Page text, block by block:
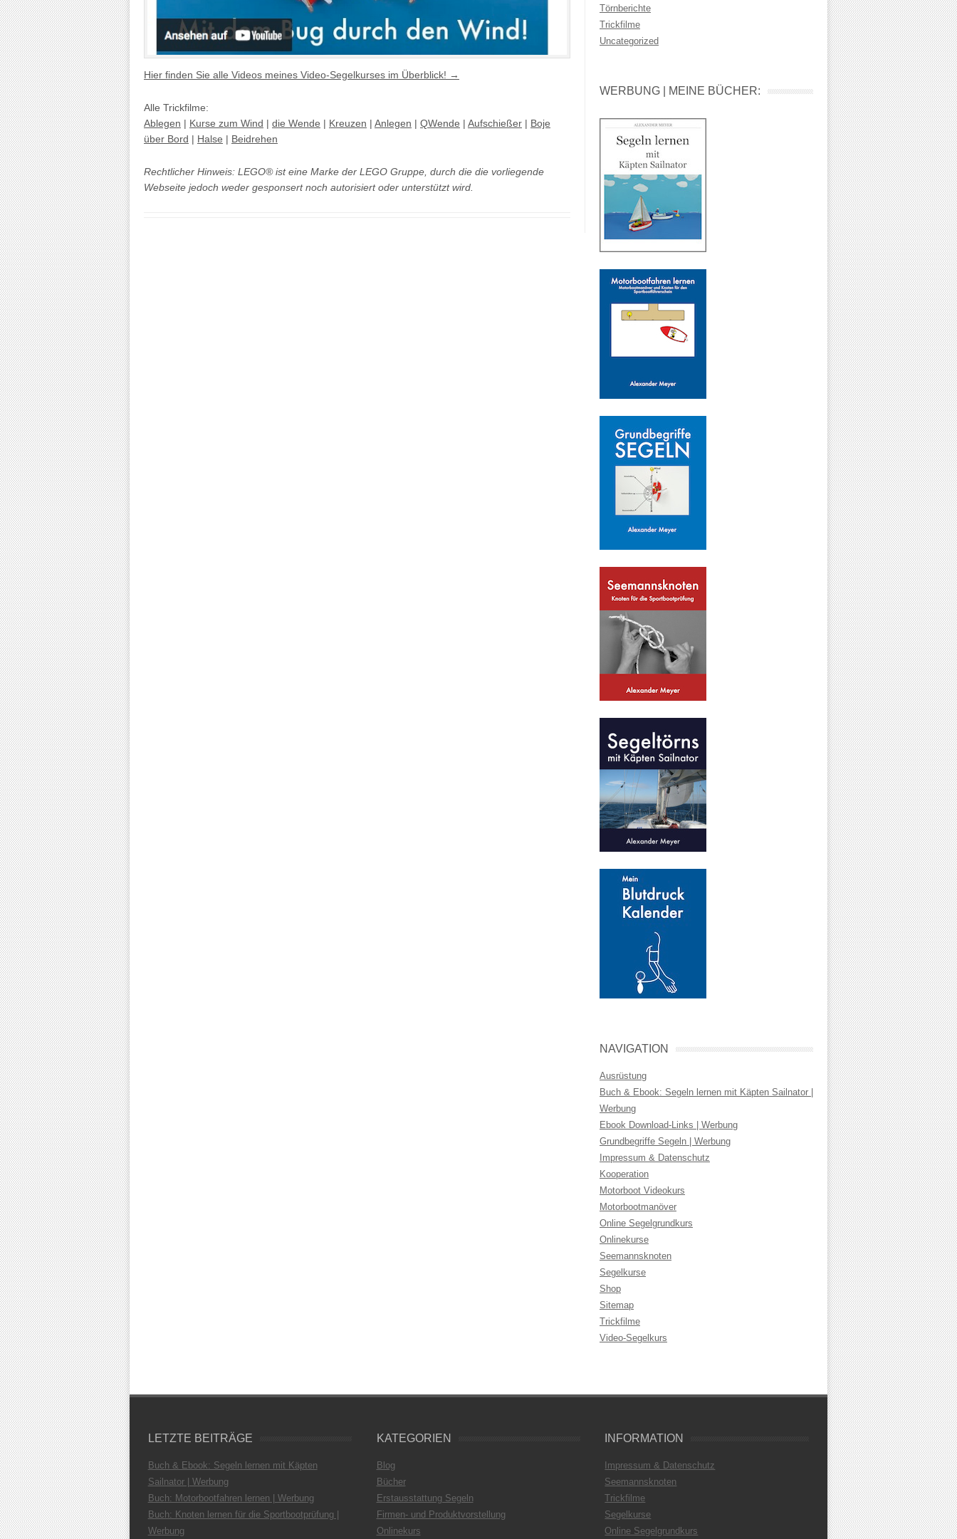
Hier finden Sie alle Videos meines Video-Segelkurses im Überblick! →
Alle Trickfilme:
Ablegen | Kurse zum Wind | die Wende | Kreuzen | Anlegen | QWende | Aufschießer | Boje
über Bord | Halse | Beidrehen
Rechtlicher Hinweis: LEGO® ist eine Marke der LEGO Gruppe, durch die die vorliegende
Webseite jedoch weder gesponsert noch autorisiert oder unterstützt wird.
Törnberichte
Trickfilme
Uncategorized
WERBUNG | MEINE BÜCHER:
NAVIGATION
Ausrüstung
Buch & Ebook: Segeln lernen mit Käpten Sailnator |
Werbung
Ebook Download-Links | Werbung
Grundbegriffe Segeln | Werbung
Impressum & Datenschutz
Kooperation
Motorboot Videokurs
Motorbootmanöver
Online Segelgrundkurs
Onlinekurse
Seemannsknoten
Segelkurse
Shop
Sitemap
Trickfilme
Video-Segelkurs
LETZTE BEITRÄGE
Buch & Ebook: Segeln lernen mit Käpten
Sailnator | Werbung
Buch: Motorbootfahren lernen | Werbung
Buch: Knoten lernen für die Sportbootprüfung |
Werbung
KATEGORIEN
Blog
Bücher
Erstausstattung Segeln
Firmen- und Produktvorstellung
Onlinekurs
INFORMATION
Impressum & Datenschutz
Seemannsknoten
Trickfilme
Segelkurse
Online Segelgrundkurs